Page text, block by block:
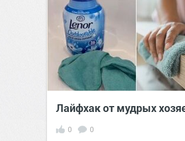
Лайфхак от мудрых
0 0